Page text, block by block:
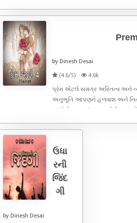
by Dinesh Desai
(4.6/5)
4.6k
પ્રેમ એટલે સમગ્ર અસ્તિત્વ અને
અનુભૂતિ આપણને હળવાશ અને
કરાવે છે. આપણું જીવન કોઈ તનાવ
આપવાનું કામ કરે
ઉધા
રની
જિંદ
ગી
by Dinesh Desai